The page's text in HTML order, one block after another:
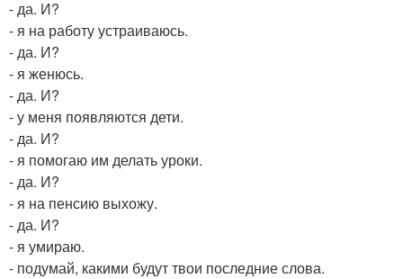
- да. И?
- я на работу устраиваюсь.
- да. И?
- я женюсь.
- да. И?
- у меня появляются дети.
- да. И?
- я помогаю им делать уроки.
- да. И?
- я на пенсию выхожу.
- да. И?
- я умираю.
- подумай, какими будут твои последние слова.